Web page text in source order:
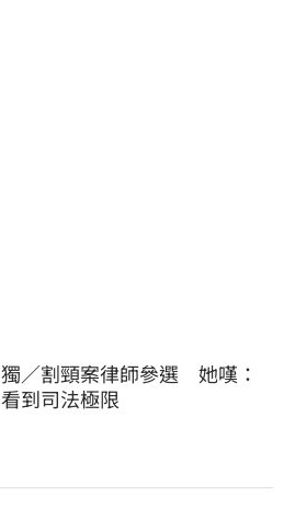
獨／割頸案律師參選　她嘆：
看到司法極限